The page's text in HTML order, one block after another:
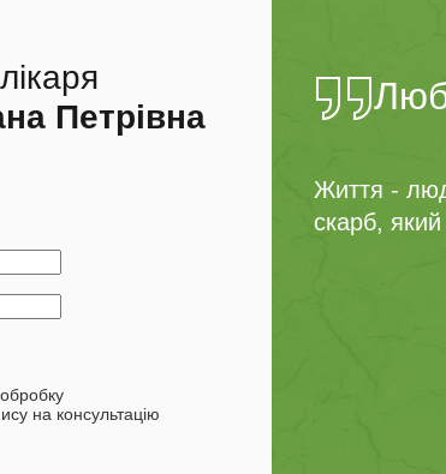
Петрівна
на консультацію
Життя -
скарб,